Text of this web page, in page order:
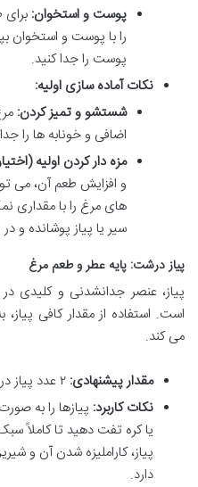
پوست و استخوان:
را با پوست و استخوان
پوست را جدا کنید.
نکات آماده سازی اولیه:
شستشو و تمیز کردن:
اضافی و خونابه ها را
مزه دار کردن اولیه
های مرغ را با مقداری
سیر یا پیاز پوشانده و
پیاز درشت: پایه عطر و طعم مرغ
پیاز، عنصر جدانشدنی و کلیدی
است. استفاده از مقدار کافی
می کند.
مقدار پیشنهادی:
نکات کاربرد: پیازها را به
یا کره تفت دهید تا کاملاً
پیاز، کاراملیزه شدن آن و
دارد.